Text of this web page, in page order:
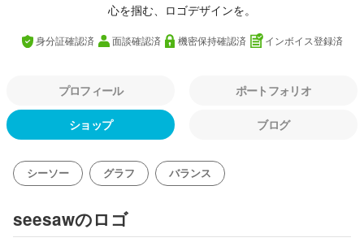
心を掴む、ロゴデザインを。
身分証確認済 面談確認済 機密保持確認済 インボイス登録済
プロフィール ポートフォリオ
ショップ ブログ
シーソー グラフ バランス
seesawのロゴ